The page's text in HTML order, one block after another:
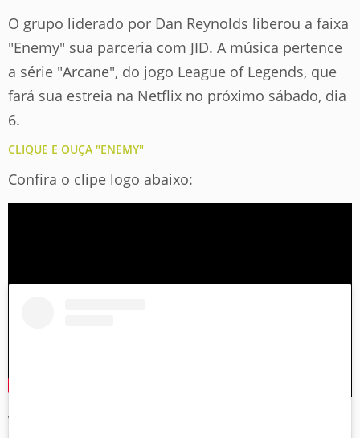
O grupo liderado por Dan Reynolds liberou a faixa
"Enemy" sua parceria com JID. A música pertence
a série "Arcane", do jogo League of Legends, que
fará sua estreia na Netflix no próximo sábado, dia
6.
CLIQUE E OUÇA "ENEMY"
Confira o clipe logo abaixo:
Vale mencionar por aqui que os meninos estão